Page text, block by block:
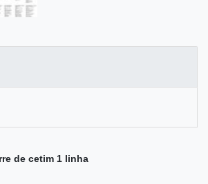
de cetim 1 linha